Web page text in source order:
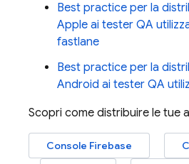
Best practice per la
Apple ai tester QA
fastlane
Best practice per la
Android ai tester QA
Scopri come distribuire le tue
Console Firebase